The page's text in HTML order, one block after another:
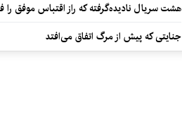
هشت سریال نادیده‌گرفته که راز اقتباس موفق
جنایتی که پیش از مرگ اتفاق می‌افتد